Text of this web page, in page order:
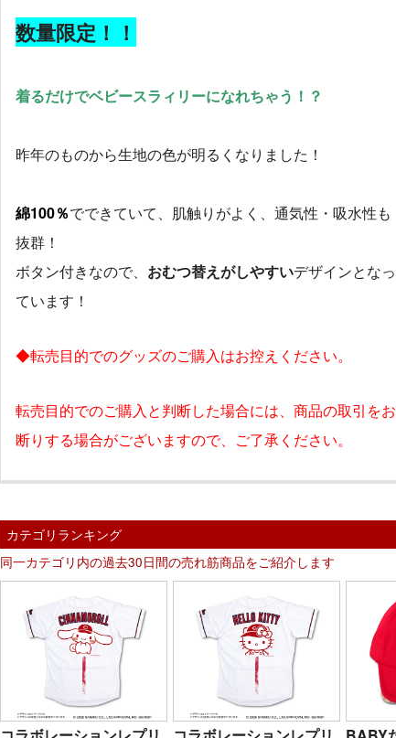
数量限定！！
着るだけでベビースラィリーになれちゃう！？
昨年のものから生地の色が明るくなりました！
綿100％でできていて、肌触りがよく、通気性・吸水性も
抜群！
ボタン付きなので、 おむつ替えがしやすいデザインとなっ
ています！
◆転売目的でのグッズのご購入はお控えください。
転売目的でのご購入と判断した場合には、商品の取引をお
断りする場合がございますので、ご了承ください。
カテゴリランキング
同一カテゴリ内の過去30日間の売れ筋商品をご紹介します